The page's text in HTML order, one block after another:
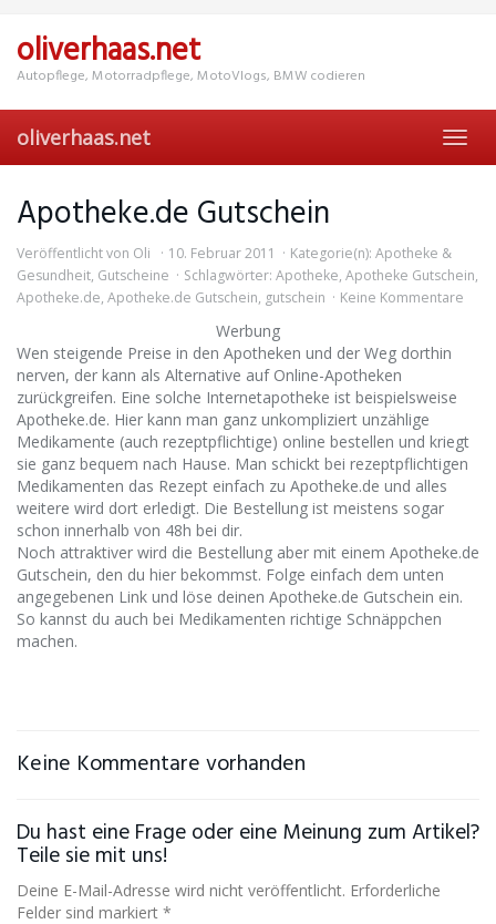
main
content
oliverhaas.net
Autopflege, Motorradpflege, MotoVlogs, BMW codieren
oliverhaas.net
Apotheke.de Gutschein
Veröffentlicht von Oli 10. Februar 2011 Kategorie(n): Apotheke &
Gesundheit, Gutscheine Schlagwörter: Apotheke, Apotheke Gutschein,
Apotheke.de, Apotheke.de Gutschein, gutschein Keine Kommentare
Werbung
Wen steigende Preise in den Apotheken und der Weg dorthin
nerven, der kann als Alternative auf Online-Apotheken
zurückgreifen. Eine solche Internetapotheke ist beispielsweise
Apotheke.de. Hier kann man ganz unkompliziert unzählige
Medikamente (auch rezeptpflichtige) online bestellen und kriegt
sie ganz bequem nach Hause. Man schickt bei rezeptpflichtigen
Medikamenten das Rezept einfach zu Apotheke.de und alles
weitere wird dort erledigt. Die Bestellung ist meistens sogar
schon innerhalb von 48h bei dir.
Noch attraktiver wird die Bestellung aber mit einem Apotheke.de
Gutschein, den du hier bekommst. Folge einfach dem unten
angegebenen Link und löse deinen Apotheke.de Gutschein ein.
So kannst du auch bei Medikamenten richtige Schnäppchen
machen.
Keine Kommentare vorhanden
Du hast eine Frage oder eine Meinung zum Artikel?
Teile sie mit uns!
Deine E-Mail-Adresse wird nicht veröffentlicht. Erforderliche
Felder sind markiert *